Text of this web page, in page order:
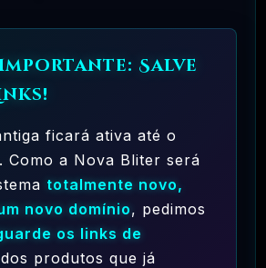
DE BAIXAR LEVAR A
OU NÃO FUNCIONAR?
AS
DO PRODUTO
Salve
ficará ativa até o
Como a Nova Bliter será
totalmente novo,
novo domínio, pedimos
os links de
dos produtos que já